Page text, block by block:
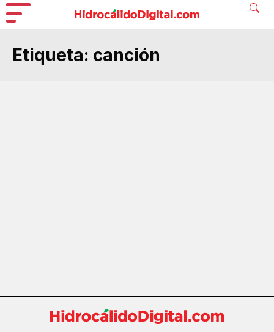
Etiqueta: canción